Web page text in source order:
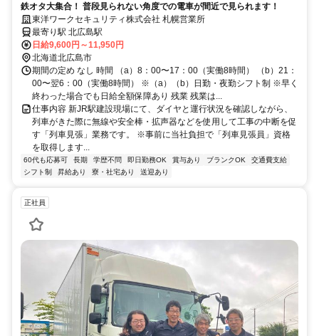
鉄オタ大集合！ 普段見られない角度での電車が間近で見られます！
東洋ワークセキュリティ株式会社 札幌営業所
最寄り駅 北広島駅
日給9,600円～11,950円
北海道北広島市
期間の定め なし 時間 （a）8：00〜17：00（実働8時間） （b）21：
00〜翌6：00（実働8時間） ※（a）（b）日勤・夜勤シフト制 ※早く
終わった場合でも日給全額保障あり 残業 残業は...
仕事内容 新JR駅建設現場にて、ダイヤと運行状況を確認しながら、
列車がきた際に無線や安全棒・拡声器などを使用して工事の中断を促
す「列車見張」業務です。 ※事前に当社負担で「列車見張員」資格
を取得します...
60代も応募可 長期 学歴不問 即日勤務OK 賞与あり ブランクOK
交通費支給
シフト制
昇給あり 寮・社宅あり 送迎あり
正社員